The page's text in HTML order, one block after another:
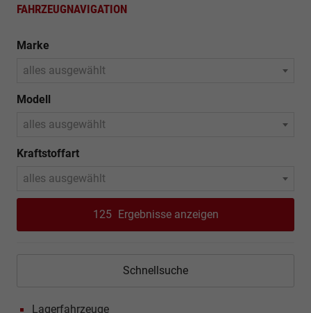
FAHRZEUGNAVIGATION
Marke
alles ausgewählt
Modell
alles ausgewählt
Kraftstoffart
alles ausgewählt
125 Ergebnisse anzeigen
Schnellsuche
Lagerfahrzeuge